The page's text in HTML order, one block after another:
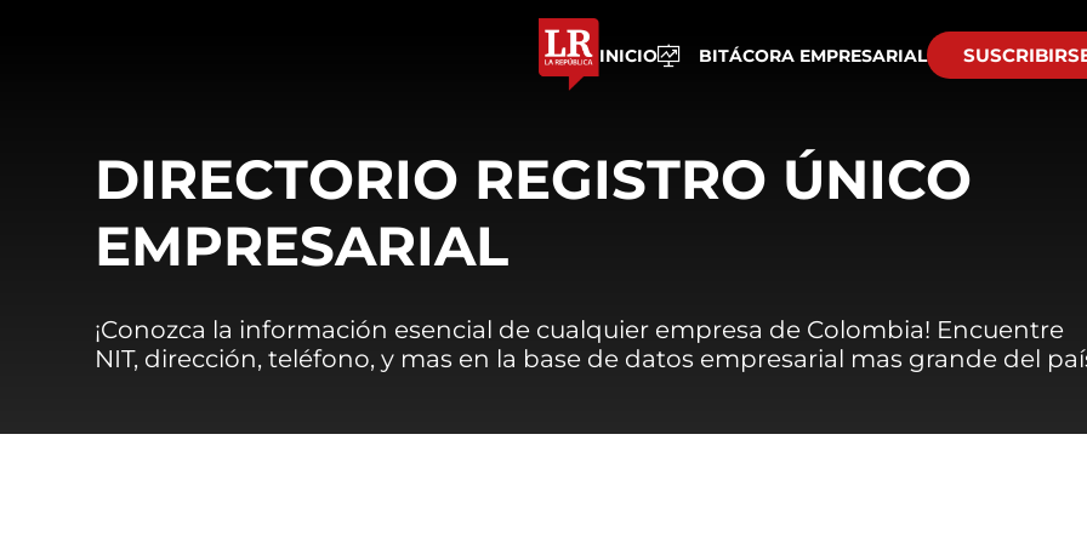
INICIO BITÁCORA EMPRESARIAL
DIRECTORIO REGISTRO ÚNICO
EMPRESARIAL
¡Conozca la información esencial de cualquier empresa de Colombia! Encuentre
NIT, dirección, teléfono, y mas en la base de datos empresarial mas grande del